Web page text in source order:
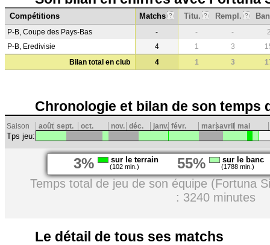
Compétitions Matchs ? Titu. ? Rempl. ?
P-B, Coupe des Pays-Bas - - -
P-B, Eredivisie
4 1 3
Bilan total en club
4 1 3
Chronologie et bilan de son temps
Saison août sept. oct. nov. déc. janv. févr. marsavril mai
Tps jeu:
3% sur le terrain
(102 min.) 55% sur le banc
(1788 min.)
Temps total de jeu de son équipe (Fortuna
: 3240 minutes
Le détail de tous ses matchs